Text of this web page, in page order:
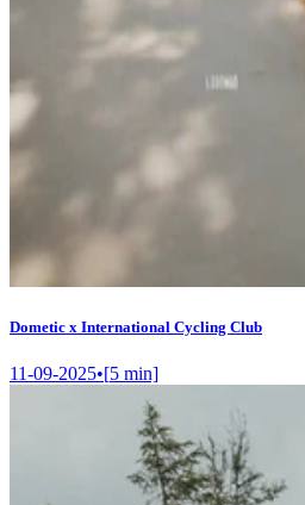
Dometic x International Cycling Club
11-09-2025•[5 min]